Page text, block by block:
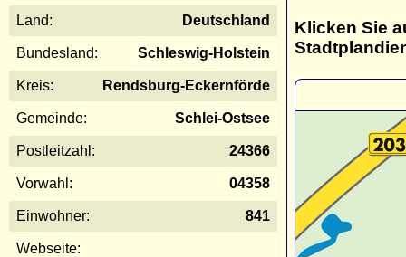
Land: Deutschland
Bundesland: Schleswig-Holstein
Kreis: Rendsburg-Eckernförde
Gemeinde: Schlei-Ostsee
Postleitzahl: 24366
Vorwahl: 04358
Einwohner: 841
Webseite:
Klicken Sie